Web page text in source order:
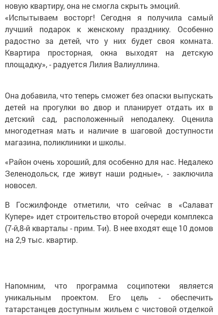
новую квартиру, она не смогла скрыть эмоций.
«Испытываем восторг! Сегодня я получила самый
лучший подарок к женскому празднику. Особенно
радостно за детей, что у них будет своя комната.
Квартира просторная, окна выходят на детскую
площадку», - радуется Лилия Валиуллина.
Она добавила, что теперь сможет без опаски выпускать
детей на прогулки во двор и планирует отдать их в
детский сад, расположенный неподалеку. Оценила
многодетная мать и наличие в шаговой доступности
магазина, поликлиники и школы.
«Район очень хороший, для особенно для нас. Недалеко
Зеленодольск, где живут наши родные», - заключила
новосел.
В Госжилфонде отметили, что сейчас в «Салават
Купере» идет строительство второй очереди комплекса
(7-й,8-й кварталы - прим. Т-и). В нее входят еще 10 домов
на 2,9 тыс. квартир.
Напомним, что программа соципотеки является
уникальным проектом. Его цель - обеспечить
татарстанцев доступным жильем с чистовой отделкой